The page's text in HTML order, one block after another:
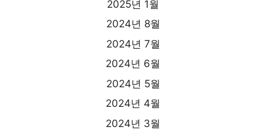
2025년 1월
2024년 8월
2024년 7월
2024년 6월
2024년 5월
2024년 4월
2024년 3월